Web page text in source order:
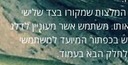
המלצות שמקורו בצד שלישי
אותו. משתמש אשר מעוניין לדלג
בכפתור המיועד למשתמשי
הבא בעמוד.